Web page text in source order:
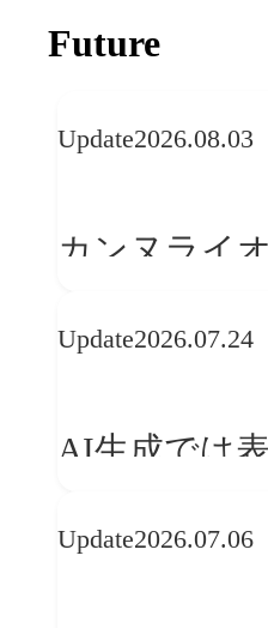
Future
Update2026.08.03
カンヌライ
──「優れた
か
Update2026.07.24
AI生成では
望
Update2026.07.06